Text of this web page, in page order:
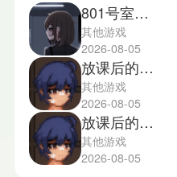
801号室游戏手机版
其他游戏
2026-08-05
放课后的捉迷藏安装包
其他游戏
2026-08-05
放课后的捉迷藏小熊移植版
其他游戏
2026-08-05